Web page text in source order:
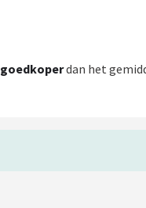
goedkoperdan het